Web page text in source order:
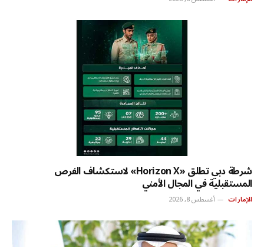
شرطة دبي تطلق «Horizon X» لاستكشاف الفرص
المستقبلية في المجال الأمني
الإمارات أغسطس 8, 2026